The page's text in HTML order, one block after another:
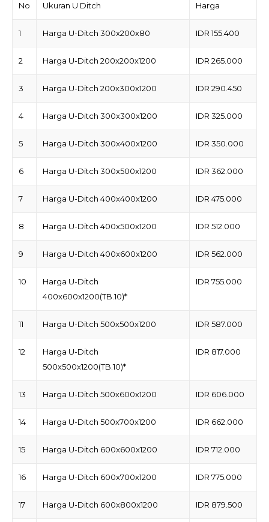
No Ukuran U Ditch Harga
1 Harga U-Ditch 300x200x80 IDR 155.400
2 Harga U-Ditch 200x200x1200 IDR 265.000
3 Harga U-Ditch 200x300x1200 IDR 290.450
4 Harga U-Ditch 300x300x1200 IDR 325.000
5 Harga U-Ditch 300x400x1200 IDR 350.000
6 Harga U-Ditch 300x500x1200 IDR 362.000
7 Harga U-Ditch 400x400x1200 IDR 475.000
8 Harga U-Ditch 400x500x1200 IDR 512.000
9 Harga U-Ditch 400x600x1200 IDR 562.000
10
Harga U-Ditch
400x600x1200(TB.10)*
IDR 755.000
11 Harga U-Ditch 500x500x1200 IDR 587.000
12
Harga U-Ditch
500x500x1200(TB.10)*
IDR 817.000
13 Harga U-Ditch 500x600x1200 IDR 606.000
14 Harga U-Ditch 500x700x1200 IDR 662.000
15 Harga U-Ditch 600x600x1200 IDR 712.000
16 Harga U-Ditch 600x700x1200 IDR 775.000
17 Harga U-Ditch 600x800x1200 IDR 879.500